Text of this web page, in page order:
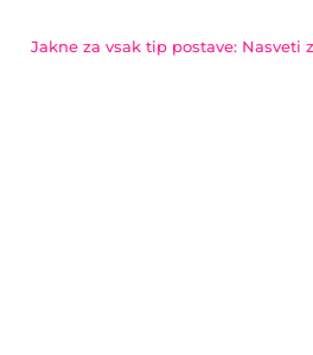
Jakne za vsak tip postave: Nasveti